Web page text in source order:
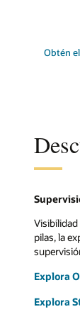
Obtén
pilas, la
Explora
Explora